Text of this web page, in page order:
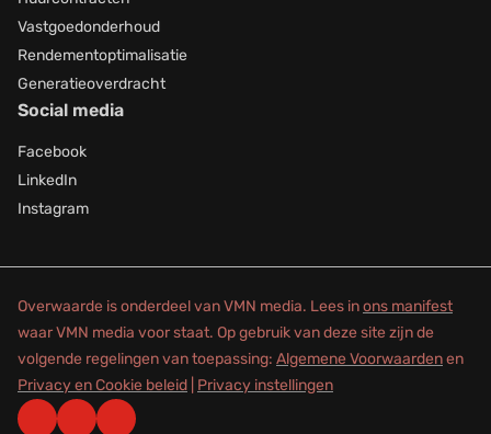
Vastgoedonderhoud
Rendementoptimalisatie
Generatieoverdracht
Social media
Facebook
LinkedIn
Instagram
Overwaarde is onderdeel van VMN media. Lees inons manifest
waar VMN media voor staat. Op gebruik van deze site zijn de
volgende regelingen van toepassing: Algemene Voorwaardenen
Privacy en Cookie beleid Privacy instellingen